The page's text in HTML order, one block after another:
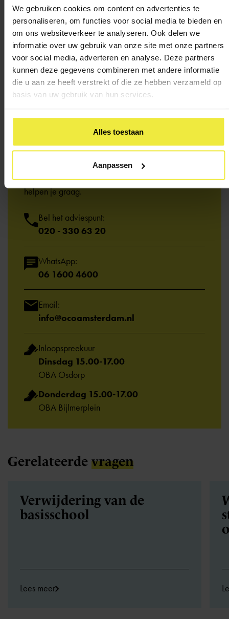
We gebruiken cookies om content en advertenties te
personaliseren, om functies voor social media te bieden en
om ons websiteverkeer te analyseren. Ook delen we
informatie over uw gebruik van onze site met onze partners
voor social media, adverteren en analyse. Deze partners
kunnen deze gegevens combineren met andere informatie
die u aan ze heeft verstrekt of die ze hebben verzameld op
basis van uw gebruik van hun services.
Alles toestaan
Aanpassen
Heb je eenvraag?
Kom je er niet uit of wil je iemand spreken? We
helpen je graag.
Bel het adviespunt:
020 - 330 63 20
WhatsApp:
06 1600 4600
Email:
info@ocoamsterdam.nl
Inloopspreekuur
Dinsdag 15.00-17.00
OBA Osdorp
Donderdag 15.00-17.00
OBA Bijlmerplein
Gerelateerde vragen
Verwijdering van de
basisschool
Lees meer